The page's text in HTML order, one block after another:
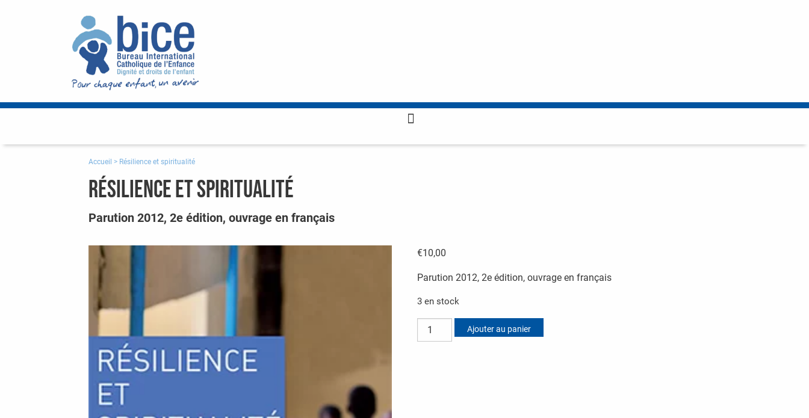
Accueil > Résilience et spiritualité
Résilience et spiritualité
Parution 2012, 2e édition, ouvrage en français
€10,00
Parution 2012, 2e édition, ouvrage en français
3 en stock
quantité de Résilience et spiritualité
Ajouter au panier